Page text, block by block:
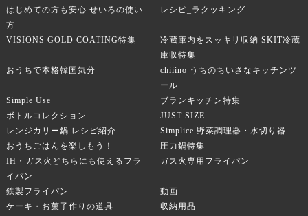
はじめての方も安心 せいろの使い
方
レシピ_ラクッキング
VISIONS GOLD COATING特集
冷蔵庫内をスッキリ収納 SKIT冷蔵
庫収特集
おうちで本格韓国気分
chiiino うちのちいさなキッチンツ
ール
Simple Use
ブランキッチン特集
ボトルコレクション
JUST SIZE
レンジカリー鍋 レシピ紹介
Simplice 野菜調理器・水切り器
おうちごはんを楽しもう！
圧力鍋特集
IH・ガス火どちらにも使えるフラ
イパン
ガス火専用フライパン
鉄製フライパン
動画
ケーキ・お菓子作りの道具
収納用品